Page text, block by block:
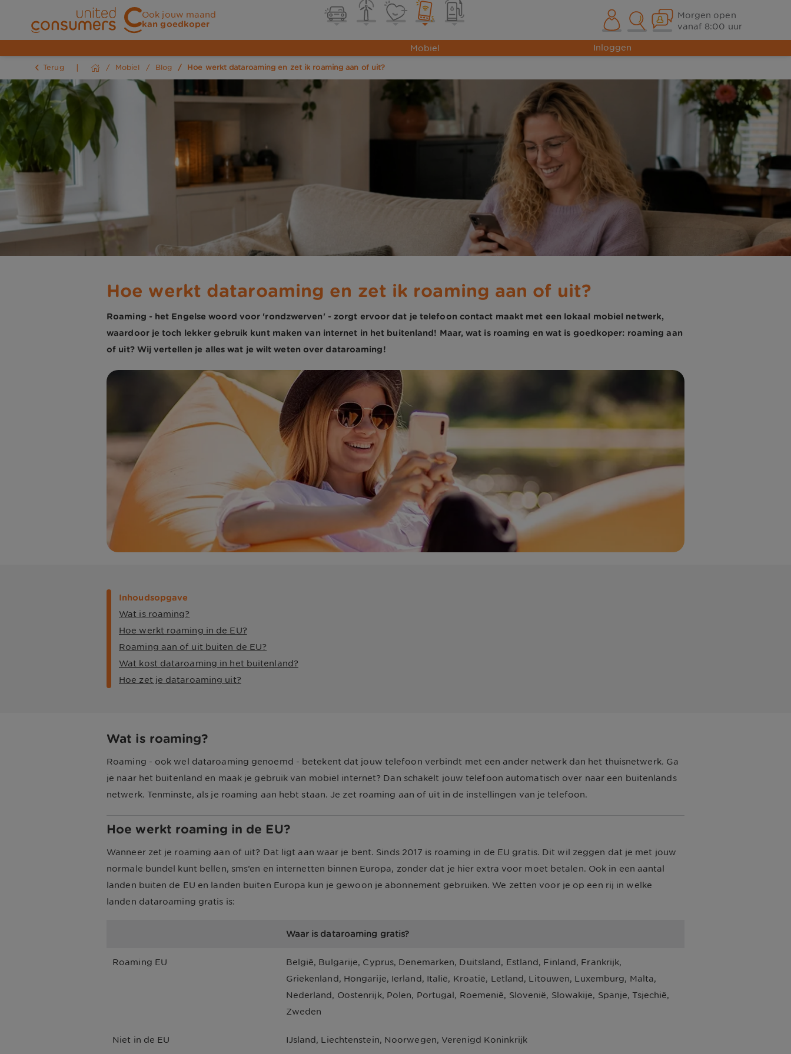
Ook jouw maand
kan goedkoper
Inloggen
Morgen open
vanaf 8:00 uur
Mobiel
Terug Mobiel Blog Hoe werkt dataroaming en zet ik roaming aan of uit?
Hoe werkt dataroaming en zet ik roaming aan of uit?
Roaming - het Engelse woord voor 'rondzwerven' - zorgt ervoor dat je telefoon contact maakt met een lokaal mobiel netwerk,
waardoor je toch lekker gebruik kunt maken van internet in het buitenland! Maar, wat is roaming en wat is goedkoper: roaming aan
of uit? Wij vertellen je alles wat je wilt weten over dataroaming!
Inhoudsopgave
Wat is roaming?
Hoe werkt roaming in de EU?
Roaming aan of uit buiten de EU?
Wat kost dataroaming in het buitenland?
Hoe zet je dataroaming uit?
Wat is roaming?
Roaming - ook wel dataroaming genoemd - betekent dat jouw telefoon verbindt met een ander netwerk dan het thuisnetwerk. Ga
je naar het buitenland en maak je gebruik van mobiel internet? Dan schakelt jouw telefoon automatisch over naar een buitenlands
netwerk. Tenminste, als je roaming aan hebt staan. Je zet roaming aan of uit in de instellingen van je telefoon.
Hoe werkt roaming in de EU?
Wanneer zet je roaming aan of uit? Dat ligt aan waar je bent. Sinds 2017 is roaming in de EU gratis. Dit wil zeggen dat je met jouw
normale bundel kunt bellen, sms’en en internetten binnen Europa, zonder dat je hier extra voor moet betalen. Ook in een aantal
landen buiten de EU en landen buiten Europa kun je gewoon je abonnement gebruiken. We zetten voor je op een rij in welke
landen dataroaming gratis is:
Waar is dataroaming gratis?
Roaming EU
België, Bulgarije, Cyprus, Denemarken, Duitsland, Estland, Finland, Frankrijk,
Griekenland, Hongarije, Ierland, Italië, Kroatië, Letland, Litouwen, Luxemburg, Malta,
Nederland, Oostenrijk, Polen, Portugal, Roemenië, Slovenië, Slowakije, Spanje, Tsjechië,
Zweden
Niet in de EU IJsland, Liechtenstein, Noorwegen, Verenigd Koninkrijk